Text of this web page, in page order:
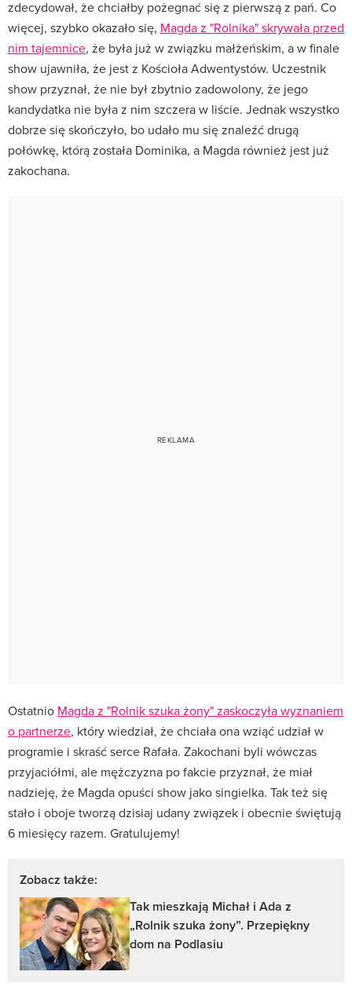
zdecydował, że chciałby pożegnać się z pierwszą z pań. Co
więcej, szybko okazało się, Magda z "Rolnika" skrywała przed
nim tajemnice, że była już w związku małżeńskim, a w finale
show ujawniła, że jest z Kościoła Adwentystów. Uczestnik
show przyznał, że nie był zbytnio zadowolony, że jego
kandydatka nie była z nim szczera w liście. Jednak wszystko
dobrze się skończyło, bo udało mu się znaleźć drugą
połówkę, którą została Dominika, a Magda również jest już
zakochana.
Ostatnio Magda z "Rolnik szuka żony" zaskoczyła wyznaniem
o partnerze, który wiedział, że chciała ona wziąć udział w
programie i skraść serce Rafała. Zakochani byli wówczas
przyjaciółmi, ale mężczyzna po fakcie przyznał, że miał
nadzieję, że Magda opuści show jako singielka. Tak też się
stało i oboje tworzą dzisiaj udany związek i obecnie świętują
6 miesięcy razem. Gratulujemy!
Zobacz także:
Tak mieszkają Michał i Ada z
„Rolnik szuka żony”. Przepiękny
dom na Podlasiu